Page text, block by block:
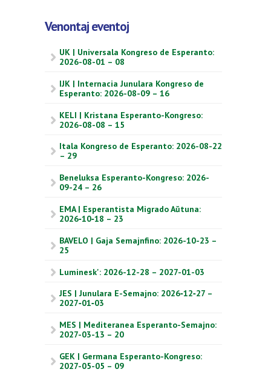
Venontaj eventoj
UK | Universala Kongreso de Esperanto:
2026-08-01 – 08
IJK | Internacia Junulara Kongreso de
Esperanto: 2026-08-09 – 16
KELI | Kristana Esperanto-Kongreso:
2026-08-08 – 15
Itala Kongreso de Esperanto: 2026-08-22
– 29
Beneluksa Esperanto-Kongreso: 2026-
09-24 – 26
EMA | Esperantista Migrado Aŭtuna:
2026‑10‑18 – 23
BAVELO | Gaja Semajnfino: 2026-10-23 –
25
Luminesk': 2026-12-28 – 2027-01-03
JES | Junulara E-Semajno: 2026‑12‑27 –
2027‑01‑03
MES | Mediteranea Esperanto-Semajno:
2027-03-13 – 20
GEK | Germana Esperanto-Kongreso:
2027-05-05 – 09